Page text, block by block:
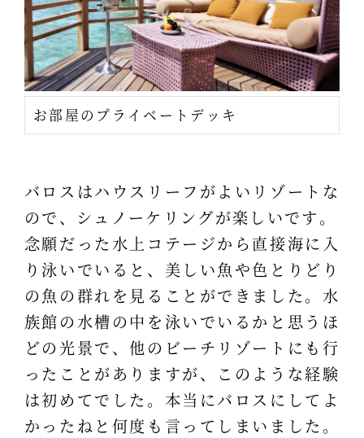
お部屋のプライベートデッキ
バロスはハウスリーフがよいリゾートな
ので、シュノーケリングが楽しいです。
念願だった水上コテージから直接海に入
り泳いでいると、美しい魚や色とりどり
の魚の群れを見ることができました。水
族館の水槽の中を泳いでいるかと思うほ
どの光景で、他のビーチリゾートにも行
ったことがありますが、このような経験
は初めてでした。本当にバロスにしてよ
かったねと何度も言ってしまいました。